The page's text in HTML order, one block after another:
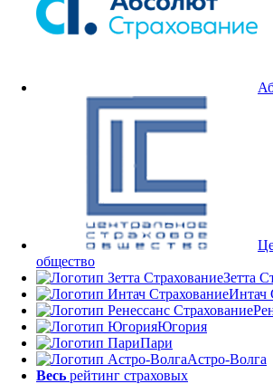
общество
Зетта
Интач
Югория
Пари
Астро-Волга
Весь рейтинг страховых